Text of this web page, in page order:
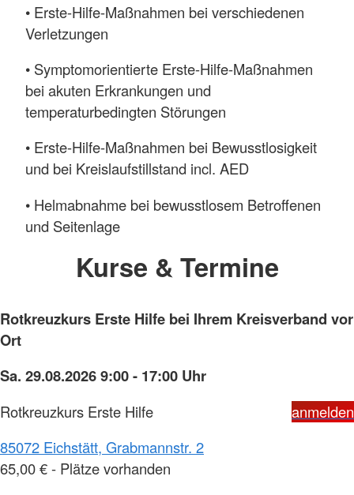
• Erste-Hilfe-Maßnahmen bei verschiedenen
Verletzungen
• Symptomorientierte Erste-Hilfe-Maßnahmen
bei akuten Erkrankungen und
temperaturbedingten Störungen
• Erste-Hilfe-Maßnahmen bei Bewusstlosigkeit
und bei Kreislaufstillstand incl. AED
• Helmabnahme bei bewusstlosem Betroffenen
und Seitenlage
Kurse & Termine
Rotkreuzkurs Erste Hilfe bei Ihrem Kreisverband vor
Ort
Sa. 29.08.2026 9:00 - 17:00 Uhr
Rotkreuzkurs Erste Hilfe
anmelden
85072 Eichstätt, Grabmannstr. 2
65,00 € - Plätze vorhanden